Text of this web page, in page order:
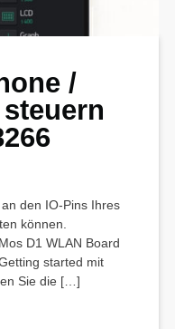
/
den IO-Pins Ihres
können.
D1 WLAN Board
started mit
Sie die […]